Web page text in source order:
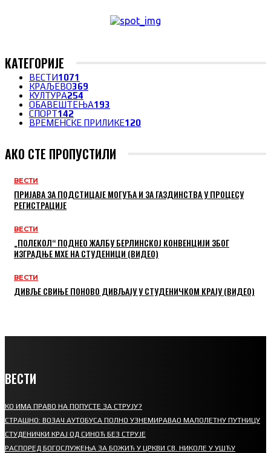
КАТЕГОРИЈЕ
ВЕСТИ1071
КРАЉЕВО369
КУЛТУРА254
ОБАВЕШТЕЊА193
СПОРТ142
ВРЕМЕНСКЕ ПРИЛИКЕ120
АКО СТЕ ПРОПУСТИЛИ
ВЕСТИ
ПРИЈАВА ЗА ПОДСТИЦАЈЕ МОГУЋА И ЗА ГАЗДИНСТВА У ПРОЦЕСУ
РЕГИСТРАЦИЈЕ
ВЕСТИ
„ПОЛЕКОЛ“ ПОДНЕО ЖАЛБУ БЕРЛИНСКОЈ КОНВЕНЦИЈИ ЗБОГ
ИЗГРАДЊЕ МХЕ НА СТУДЕНИЦИ (ВИДЕО)
ВЕСТИ
ДИВЉЕ СВИЊЕ ПОНОВО ДИВЉАЈУ У СТУДЕНИЧКОМ КРАЈУ (ВИДЕО)
ВЕСТИ
КО ИМА ПРАВО НА ПОПУСТЕ ЗА СТРУЈУ?
СТРАШНО: ВОЗАЧ АУТОБУСА ПОЛНО УЗНЕМИРАВАО МАЛОЛЕТНУ ПУТНИЦУ
СТУДЕНИЧКИ КРАЈ ОД СИНОЋ БЕЗ СТРУЈЕ
РАСПОРЕД БОГОСЛУЖЕЊА ЗА БОЖИЋ У ЦРКВИ СВ. НИКОЛЕ У УШЋУ